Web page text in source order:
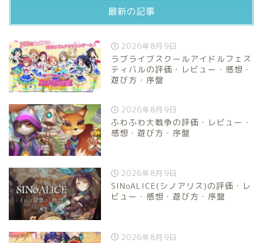
最新の記事
2026年8月9日
ラブライブスクールアイドルフェス
ティバルの評価・レビュー・感想・
遊び方・序盤
2026年8月9日
ふわふわ大戦争の評価・レビュー・
感想・遊び方・序盤
2026年8月9日
SINoALICE(シノアリス)の評価・レ
ビュー・感想・遊び方・序盤
2026年8月9日